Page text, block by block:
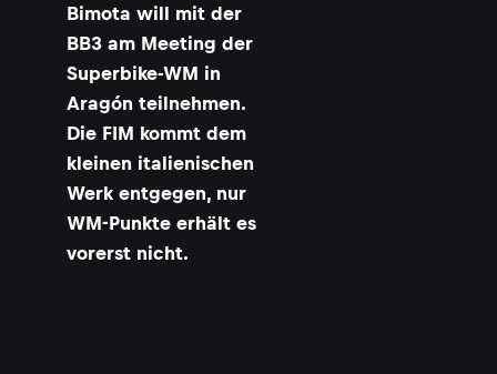
Bimota will mit der
BB3 am Meeting der
Superbike-WM in
Aragón teilnehmen.
Die FIM kommt dem
kleinen italienischen
Werk entgegen, nur
WM-Punkte erhält es
vorerst nicht.